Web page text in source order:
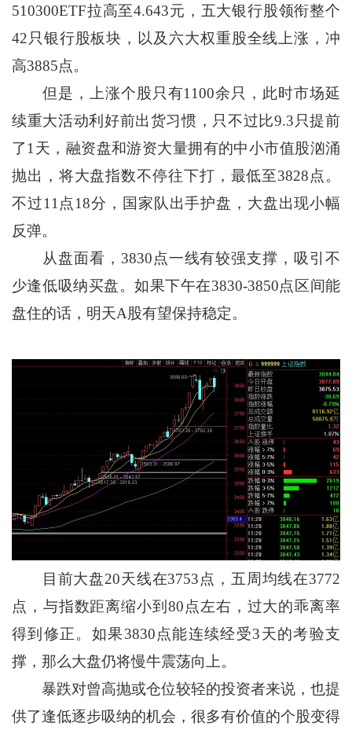
510300ETF拉高至4.643元，五大银行股领衔整个
42只银行股板块，以及六大权重股全线上涨，冲
高3885点。
但是，上涨个股只有1100余只，此时市场延
续重大活动利好前出货习惯，只不过比9.3只提前
了1天，融资盘和游资大量拥有的中小市值股汹涌
抛出，将大盘指数不停往下打，最低至3828点。
不过11点18分，国家队出手护盘，大盘出现小幅
反弹。
从盘面看，3830点一线有较强支撑，吸引不
少逢低吸纳买盘。如果下午在3830-3850点区间能
盘住的话，明天A股有望保持稳定。
目前大盘20天线在3753点，五周均线在3772
点，与指数距离缩小到80点左右，过大的乖离率
得到修正。如果3830点能连续经受3天的考验支
撑，那么大盘仍将慢牛震荡向上。
暴跌对曾高抛或仓位较轻的投资者来说，也提
供了逢低逐步吸纳的机会，很多有价值的个股变得